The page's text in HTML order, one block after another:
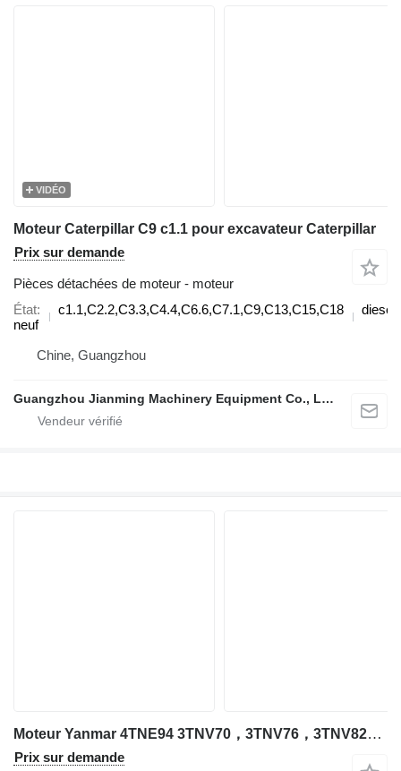
VIDÉO
Moteur Caterpillar C9 c1.1 pour excavateur Caterpillar
Prix sur demande
Pièces détachées de moteur - moteur
État
neuf
c1.1,C2.2,C3.3,C4.4,C6.6,C7.1,C9,C13,C15,C18 diesel
Chine, Guangzhou
Guangzhou Jianming Machinery Equipment Co., Ltd.
Moteur Yanmar 4TNE94 3TNV70，3TNV76，3TNV82A，3TNV88，4TNE94，4TNE98，4TNV88，4TNV94L，4TNV98，4TNV106 pour excavateur Yanmar
Prix sur demande